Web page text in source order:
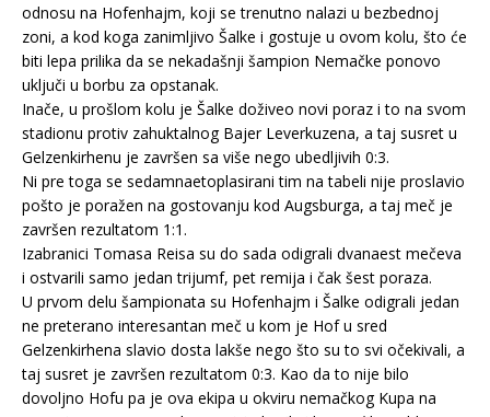
odnosu na Hofenhajm, koji se trenutno nalazi u bezbednoj
zoni, a kod koga zanimljivo Šalke i gostuje u ovom kolu, što će
biti lepa prilika da se nekadašnji šampion Nemačke ponovo
uključi u borbu za opstanak.
Inače, u prošlom kolu je Šalke doživeo novi poraz i to na svom
stadionu protiv zahuktalnog Bajer Leverkuzena, a taj susret u
Gelzenkirhenu je završen sa više nego ubedljivih 0:3.
Ni pre toga se sedamnaetoplasirani tim na tabeli nije proslavio
pošto je poražen na gostovanju kod Augsburga, a taj meč je
završen rezultatom 1:1.
Izabranici Tomasa Reisa su do sada odigrali dvanaest mečeva
i ostvarili samo jedan trijumf, pet remija i čak šest poraza.
U prvom delu šampionata su Hofenhajm i Šalke odigrali jedan
ne preterano interesantan meč u kom je Hof u sred
Gelzenkirhena slavio dosta lakše nego što su to svi očekivali, a
taj susret je završen rezultatom 0:3. Kao da to nije bilo
dovoljno Hofu pa je ova ekipa u okviru nemačkog Kupa na